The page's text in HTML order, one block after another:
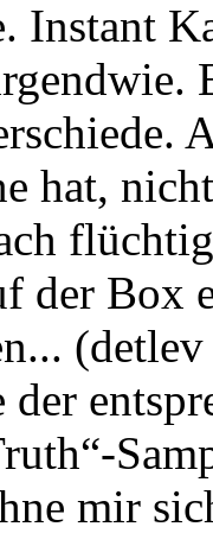
Instant
hat,
der Box
mir